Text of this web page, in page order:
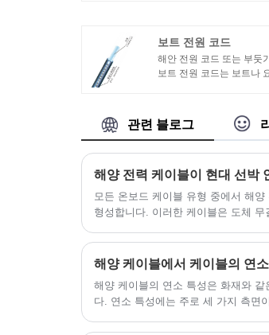
보트 전원 코드
해안 전원 코드 또는 부둣
보트 전원 코드는 보트나
충전을 가능하게 합니다.
관련 블로그
해양 전력 케이블이 현대 선박
모든 온보드 케이블 유형 중에서 해
형성합니다. 이러한 케이블은 도체
해양 케이블에서 케이블의 연
해양 케이블의 연소 특성은 화재와
다. 연소 특성에는 주로 세 가지 측면